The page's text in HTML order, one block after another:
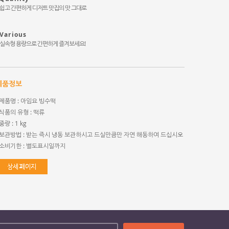
쉽고 간편하게 디저트 맛집의 맛 그대로
Various
실속형 용량으로 간편하게 즐겨보세요!
품정보
품명 : 아임요 빙수떡
품의 유형 : 떡류
량 : 1 kg
관방법 : 받는 즉시 냉동 보관하시고 드실만큼만 자연 해동하여 드십시오
비기한 : 별도표시일까지